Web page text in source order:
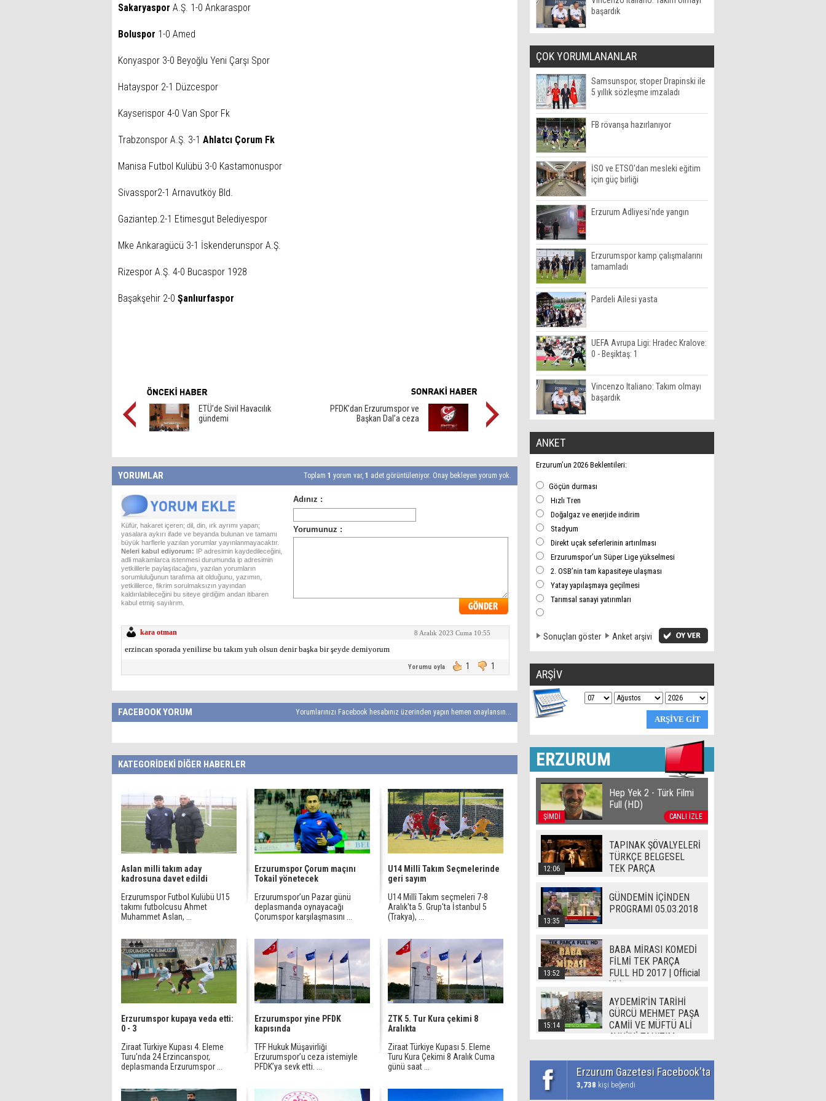
Sakaryaspor A.Ş. 1-0 Ankaraspor
Boluspor 1-0 Amed
Konyaspor 3-0 Beyoğlu Yeni Çarşı Spor
Hatayspor 2-1 Düzcespor
Kayserispor 4-0 Van Spor Fk
Trabzonspor A.Ş. 3-1 Ahlatcı Çorum Fk
Manisa Futbol Kulübü 3-0 Kastamonuspor
Sivasspor2-1 Arnavutköy Bld.
Gaziantep.2-1 Etimesgut Belediyespor
Mke Ankaragücü 3-1 İskenderunspor A.Ş.
Rizespor A.Ş. 4-0 Bucaspor 1928
Başakşehir 2-0 Şanlıurfaspor
ETÜ’de Sivil Havacılık
gündemi
PFDK’dan Erzurumspor ve
Başkan Dal’a ceza
YORUMLAR Toplam 1 yorum var, 1 adet görüntüleniyor. Onay bekleyen yorum yok.
Küfür, hakaret içeren; dil, din, ırk ayrımı yapan;
yasalara aykırı ifade ve beyanda bulunan ve tamamı
büyük harflerle yazılan yorumlar yayınlanmayacaktır.
Neleri kabul ediyorum: IP adresimin kaydedileceğini,
adli makamlarca istenmesi durumunda ip adresimin
yetkililerle paylaşılacağını, yazılan yorumların
sorumluluğunun tarafıma ait olduğunu, yazımın,
yetkililerce, fikrim sorulmaksızın yayından
kaldırılabileceğini bu siteye girdiğim andan itibaren
kabul etmiş sayılırım.
kara otman 8 Aralık 2023 Cuma 10:55
erzincan sporada yenilirse bu takım yuh olsun denir başka bir şeyde demiyorum
Yorumu oyla 1 1
FACEBOOK YORUM Yorumlarınızı Facebook hesabınız üzerinden yapın hemen onaylansın...
KATEGORİDEKİ DİĞER HABERLER
Aslan milli takım aday
kadrosuna davet edildi
Erzurumspor Futbol Kulübü U15
takımı futbolcusu Ahmet
Muhammet Aslan, ...
Erzurumspor Çorum maçını
Tokail yönetecek
Erzurumspor’un Pazar günü
deplasmanda oynayacağı
Çorumspor karşılaşmasını ...
U14 Millî Takım Seçmelerinde
geri sayım
U14 Millî Takım seçmeleri 7-8
Aralık'ta 5. Grup'ta İstanbul 5
(Trakya), ...
Erzurumspor kupaya veda etti:
0 - 3
Ziraat Türkiye Kupası 4. Eleme
Turu’nda 24 Erzincanspor,
deplasmanda Erzurumspor ...
Erzurumspor yine PFDK
kapısında
TFF Hukuk Müşavirliği
Erzurumspor’u ceza istemiyle
PFDK’ya sevk etti. ...
ZTK 5. Tur Kura çekimi 8
Aralıkta
Ziraat Türkiye Kupası 5. Eleme
Turu Kura Çekimi 8 Aralık Cuma
günü saat ...
başardık
ÇOK YORUMLANANLAR
Samsunspor, stoper Drapinski ile
5 yıllık sözleşme imzaladı
FB rövanşa hazırlanıyor
İSO ve ETSO'dan mesleki eğitim
için güç birliği
Erzurum Adliyesi'nde yangın
Erzurumspor kamp çalışmalarını
tamamladı
Pardeli Ailesi yasta
UEFA Avrupa Ligi: Hradec Kralove:
0 - Beşiktaş: 1
Vincenzo Italiano: Takım olmayı
başardık
ANKET
Erzurum’un 2026 Beklentileri:
Göçün durması
Hızlı Tren
Doğalgaz ve enerjide indirim
Stadyum
Direkt uçak seferlerinin artırılması
Erzurumspor’un Süper Lige yükselmesi
2. OSB’nin tam kapasiteye ulaşması
Yatay yapılaşmaya geçilmesi
Tarımsal sanayi yatırımları
Sonuçları göster Anket arşivi
ARŞİV
ERZURUM
ŞİMDİ CANLI İZLE
Hep Yek 2 - Türk Filmi
Full (HD)
12:06
TAPINAK ŞÖVALYELERİ
TÜRKÇE BELGESEL
TEK PARÇA
13:35
GÜNDEMİN İÇİNDEN
PROGRAMI 05.03.2018
13:52
BABA MİRASI KOMEDİ
FİLMİ TEK PARÇA
FULL HD 2017 | Official
Video
15:14
AYDEMİR'İN TARİHİ
GÜRCÜ MEHMET PAŞA
CAMİİ VE MÜFTÜ ALİ
AVNİ'Yİ TANITIM
Erzurum Gazetesi Facebook'ta
3,738 kişi beğendi